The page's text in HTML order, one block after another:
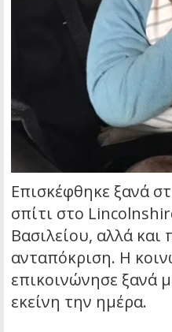
Επισκέφθηκε ξανά
σπίτι στο
Βασιλείου, αλλά και
ανταπόκριση. Η
επικοινώνησε ξανά
εκείνη την ημέρα.